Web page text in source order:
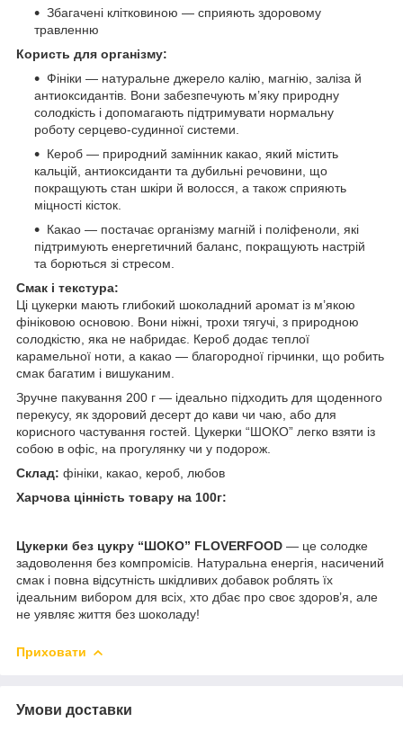
Збагачені клітковиною — сприяють здоровому
травленню
Користь для організму:
Фініки — натуральне джерело калію, магнію, заліза й
антиоксидантів. Вони забезпечують м’яку природну
солодкість і допомагають підтримувати нормальну
роботу серцево-судинної системи.
Кероб — природний замінник какао, який містить
кальцій, антиоксиданти та дубильні речовини, що
покращують стан шкіри й волосся, а також сприяють
міцності кісток.
Какао — постачає організму магній і поліфеноли, які
підтримують енергетичний баланс, покращують настрій
та борються зі стресом.
Смак і текстура:
Ці цукерки мають глибокий шоколадний аромат із м’якою
фініковою основою. Вони ніжні, трохи тягучі, з природною
солодкістю, яка не набридає. Кероб додає теплої
карамельної ноти, а какао — благородної гірчинки, що робить
смак багатим і вишуканим.
Зручне пакування 200 г — ідеально підходить для щоденного
перекусу, як здоровий десерт до кави чи чаю, або для
корисного частування гостей. Цукерки “ШОКО” легко взяти із
собою в офіс, на прогулянку чи у подорож.
Склад: фініки, какао, кероб, любов
Харчова цінність товару на 100г:
Цукерки без цукру “ШОКО” FLOVERFOOD — це солодке
задоволення без компромісів. Натуральна енергія, насичений
смак і повна відсутність шкідливих добавок роблять їх
ідеальним вибором для всіх, хто дбає про своє здоров’я, але
не уявляє життя без шоколаду!
Приховати
Умови доставки